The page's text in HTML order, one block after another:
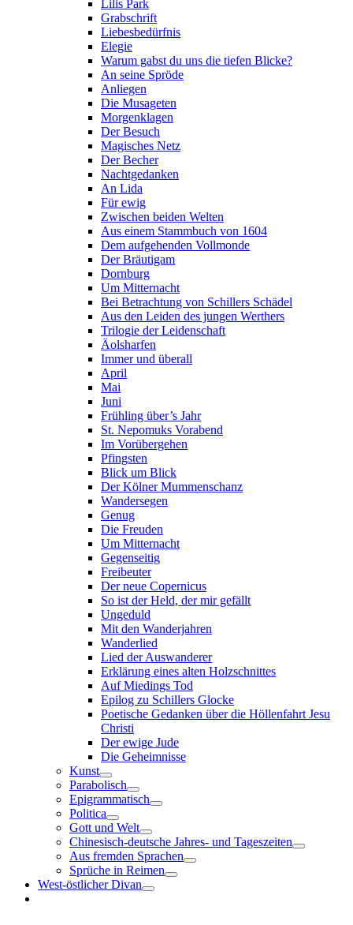
Lilis Park
Grabschrift
Liebesbedürfnis
Elegie
Warum gabst du uns die tiefen Blicke?
An seine Spröde
Anliegen
Die Musageten
Morgenklagen
Der Besuch
Magisches Netz
Der Becher
Nachtgedanken
An Lida
Für ewig
Zwischen beiden Welten
Aus einem Stammbuch von 1604
Dem aufgehenden Vollmonde
Der Bräutigam
Dornburg
Um Mitternacht
Bei Betrachtung von Schillers Schädel
Aus den Leiden des jungen Werthers
Trilogie der Leidenschaft
Äolsharfen
Immer und überall
April
Mai
Juni
Frühling über’s Jahr
St. Nepomuks Vorabend
Im Vorübergehen
Pfingsten
Blick um Blick
Der Kölner Mummenschanz
Wandersegen
Genug
Die Freuden
Um Mitternacht
Gegenseitig
Freibeuter
Der neue Copernicus
So ist der Held, der mir gefällt
Ungeduld
Mit den Wanderjahren
Wanderlied
Lied der Auswanderer
Erklärung eines alten Holzschnittes
Auf Miedings Tod
Epilog zu Schillers Glocke
Poetische Gedanken über die Höllenfahrt Jesu
Christi
Der ewige Jude
Die Geheimnisse
Kunst
Parabolisch
Epigrammatisch
Politica
Gott und Welt
Chinesisch-deutsche Jahres- und Tageszeiten
Aus fremden Sprachen
Sprüche in Reimen
West-östlicher Divan